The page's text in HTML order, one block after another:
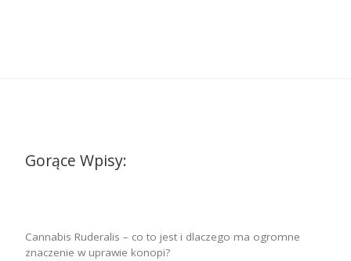
Gorące Wpisy:
Cannabis Ruderalis – co to jest i dlaczego ma ogromne
znaczenie w uprawie konopi?